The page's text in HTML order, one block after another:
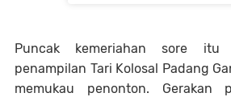
Puncak kemeriahan sore itu
penampilan Tari Kolosal Padang
memukau penonton. Gerakan